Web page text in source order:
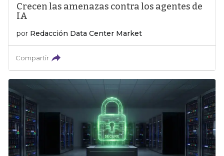
Crecen las amenazas contra los agentes de
IA
por Redacción Data Center Market
Compartir